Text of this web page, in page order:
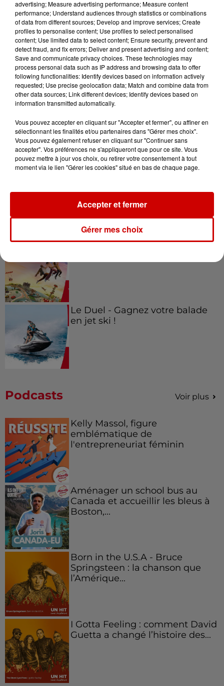
À LA UNE : affaire Manon
Relandeau, musée cambriolé et
Amel Bent en...
Jeux Voir plus
Gagnez vos places pour le
Festival du Roi Arthur 2026 !
Alouette vous invite à
Le Duel - Gagnez votre balade
en jet ski !
Podcasts Voir plus
Kelly Massol, figure
emblématique de
l'entrepreneuriat féminin
Aménager un school bus au
Canada et accueillir les bleus à
Boston,...
Born in the U.S.A - Bruce
Springsteen : la chanson que
l’Amérique...
I Gotta Feeling : comment David
Guetta a changé l’histoire des...
advertising; Measure advertising performance; Measure content
performance; Understand audiences through statistics or combinations
of data from different sources; Develop and improve services; Create
profiles to personalise content; Use profiles to select personalised
content; Use limited data to select content; Ensure security, prevent and
detect fraud, and fix errors; Deliver and present advertising and content;
Save and communicate privacy choices. These technologies may
process personal data such as IP address and browsing data to offer
following functionalities: Identify devices based on information actively
requested; Use precise geolocation data; Match and combine data from
other data sources; Link different devices; Identify devices based on
information transmitted automatically.
Vous pouvez accepter en cliquant sur "Accepter et fermer", ou affiner en
sélectionnant les finalités et/ou partenaires dans "Gérer mes choix".
Vous pouvez également refuser en cliquant sur "Continuer sans
accepter". Vos préférences ne s'appliqueront que pour ce site. Vous
pouvez mettre à jour vos choix, ou retirer votre consentement à tout
moment via le lien "Gérer les cookies" situé en bas de chaque page.
Gérer mes choix
Accepter et fermer